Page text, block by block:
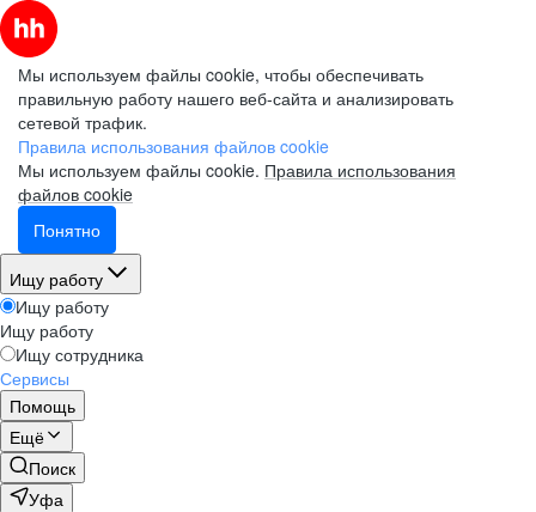
Мы используем файлы cookie, чтобы обеспечивать
правильную работу нашего веб-сайта и анализировать
сетевой трафик.
Правила использования файлов cookie
Мы используем файлы cookie. Правила использования
файлов cookie
Понятно
Ищу работу
Ищу работу
Ищу работу
Ищу сотрудника
Сервисы
Помощь
Ещё
Поиск
Уфа